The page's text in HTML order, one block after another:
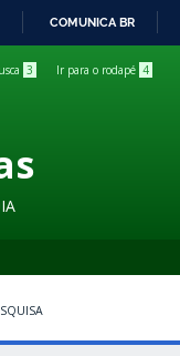
COMUNICA BR
3 Ir para o rodapé 4